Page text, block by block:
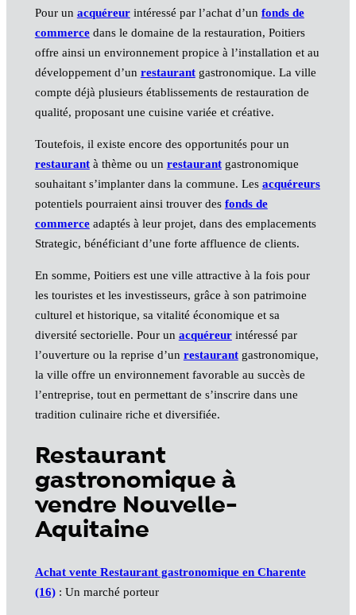
Pour un acquéreurintéressé par l’achat d’un fonds de
commercedans le domaine de la restauration, Poitiers
offre ainsi un environnement propice à l’installation et au
développement d’un restaurantgastronomique. La ville
compte déjà plusieurs établissements de restauration de
qualité, proposant une cuisine variée et créative.
Toutefois, il existe encore des opportunités pour un
restaurantà thème ou un restaurantgastronomique
souhaitant s’implanter dans la commune. Les acquéreurs
potentiels pourraient ainsi trouver des fonds de
commerceadaptés à leur projet, dans des emplacements
Strategic, bénéficiant d’une forte affluence de clients.
En somme, Poitiers est une ville attractive à la fois pour
les touristes et les investisseurs, grâce à son patrimoine
culturel et historique, sa vitalité économique et sa
diversité sectorielle. Pour un acquéreurintéressé par
l’ouverture ou la reprise d’un restaurantgastronomique,
la ville offre un environnement favorable au succès de
l’entreprise, tout en permettant de s’inscrire dans une
tradition culinaire riche et diversifiée.
Restaurant
gastronomique à
vendre Nouvelle-
Aquitaine
Achat vente Restaurant gastronomique en Charente
(16): Un marché porteur